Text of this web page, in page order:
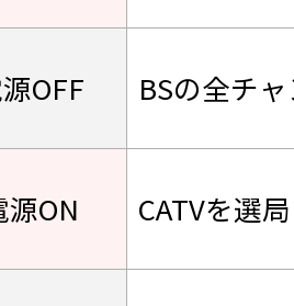
OFF BSの全チ
源ON CATVを選